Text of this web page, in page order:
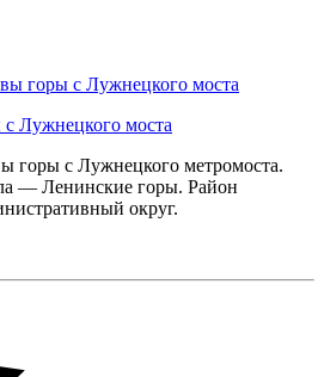
Лужнецкого моста
горы с Лужнецкого метромоста.
— Ленинские горы. Район
округ.